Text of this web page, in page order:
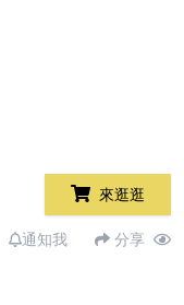
來逛逛
通知我 分享